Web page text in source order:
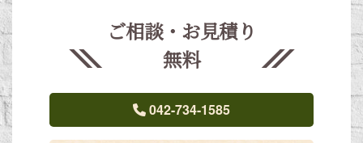
ご相談・お見積り
無料
042-734-1585